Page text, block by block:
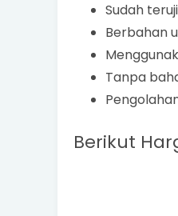
Sudah
Berbahan
Tanpa
Berikut